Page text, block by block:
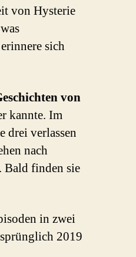
von Hysterie
sich
von
kannte. Im
drei verlassen
nach
Bald finden sie
in zwei
2019